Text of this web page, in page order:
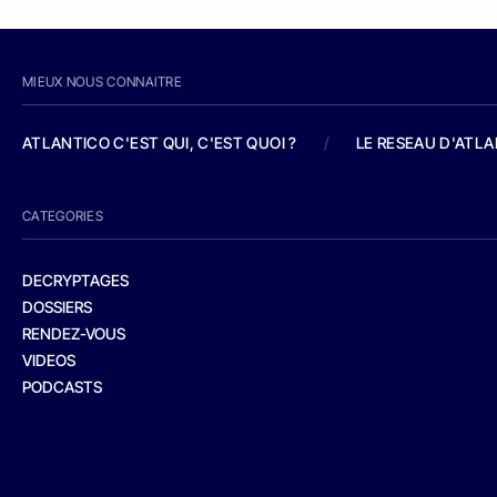
MIEUX NOUS CONNAITRE
ATLANTICO C'EST QUI, C'EST QUOI ? / LE RESEAU
CATEGORIES
DECRYPTAGES
DOSSIERS
RENDEZ-VOUS
VIDEOS
PODCASTS